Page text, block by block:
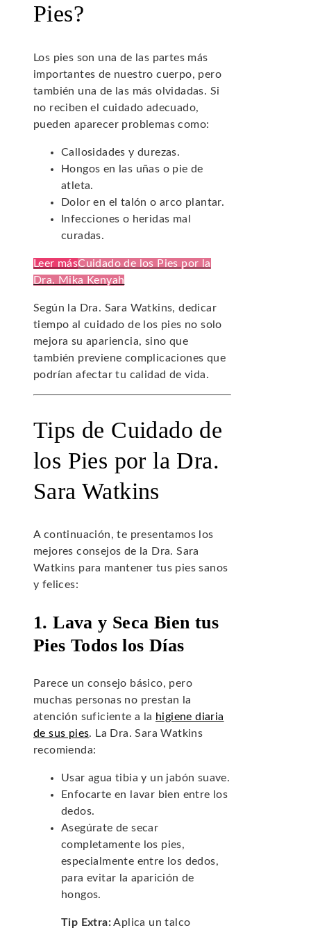
Pies?
Los pies son una de las partes más
importantes de nuestro cuerpo, pero
también una de las más olvidadas. Si
no reciben el cuidado adecuado,
pueden aparecer problemas como:
Callosidades y durezas.
Hongos en las uñas o pie de
atleta.
Dolor en el talón o arco plantar.
Infecciones o heridas mal
curadas.
Leer másCuidado de los Pies por la
Dra. Mika Kenyah
Según la Dra. Sara Watkins, dedicar
tiempo al cuidado de los pies no solo
mejora su apariencia, sino que
también previene complicaciones que
podrían afectar tu calidad de vida.
Tips de Cuidado de
los Pies por la Dra.
Sara Watkins
A continuación, te presentamos los
mejores consejos de la Dra. Sara
Watkins para mantener tus pies sanos
y felices:
1. Lava y Seca Bien tus
Pies Todos los Días
Parece un consejo básico, pero
muchas personas no prestan la
atención suficiente a la higiene diaria
de sus pies. La Dra. Sara Watkins
recomienda:
Usar agua tibia y un jabón suave.
Enfocarte en lavar bien entre los
dedos.
Asegúrate de secar
completamente los pies,
especialmente entre los dedos,
para evitar la aparición de
hongos.
Tip Extra:Aplica un talco